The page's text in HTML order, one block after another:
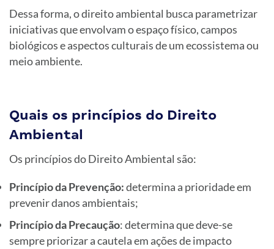
Dessa forma,o direito ambiental busca parametrizar
iniciativas que envolvam o espaço físico, campos
biológicos e aspectos culturais de um ecossistema ou
meio ambiente.
Quais os princípios do Direito
Ambiental
Os princípios do Direito Ambiental são:
Princípio da Prevenção:determina a prioridade em
prevenir danos ambientais;
Princípio da Precaução: determina que deve-se
sempre priorizar a cautela em ações de impacto